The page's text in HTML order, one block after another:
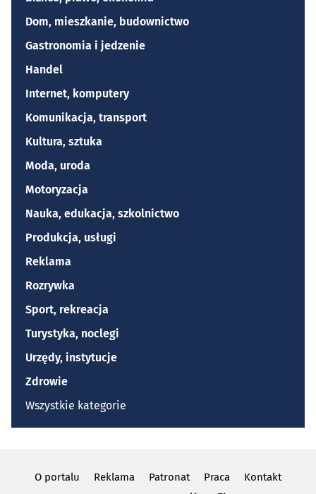
Dom, mieszkanie, budownictwo
Gastronomia i jedzenie
Handel
Internet, komputery
Komunikacja, transport
Kultura, sztuka
Moda, uroda
Motoryzacja
Nauka, edukacja, szkolnictwo
Produkcja, usługi
Reklama
Rozrywka
Sport, rekreacja
Turystyka, noclegi
Urzędy, instytucje
Zdrowie
Wszystkie kategorie
O portalu Reklama Patronat Praca
Kontakt